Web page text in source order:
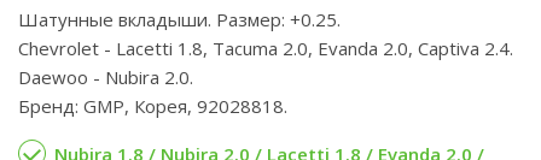
Шатунные вкладыши. Размер: +0.25.
Chevrolet - Lacetti 1.8, Tacuma 2.0, Evanda 2.0, Captiva 2.4.
Daewoo - Nubira 2.0.
Бренд: GMP, Корея, 92028818.
Nubira 1.8 / Nubira 2.0 / Lacetti 1.8 / Evanda 2.0 /